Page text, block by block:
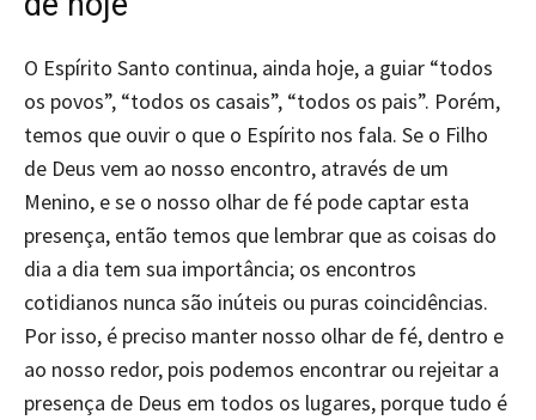
O Espírito Santo continua, ainda hoje, a guiar “todos
os povos”, “todos os casais”, “todos os pais”. Porém,
temos que ouvir o que o Espírito nos fala. Se o Filho
de Deus vem ao nosso encontro, através de um
Menino, e se o nosso olhar de fé pode captar esta
presença, então temos que lembrar que as coisas do
dia a dia tem sua importância; os encontros
cotidianos nunca são inúteis ou puras coincidências.
Por isso, é preciso manter nosso olhar de fé, dentro e
ao nosso redor, pois podemos encontrar ou rejeitar a
presença de Deus em todos os lugares, porque tudo é